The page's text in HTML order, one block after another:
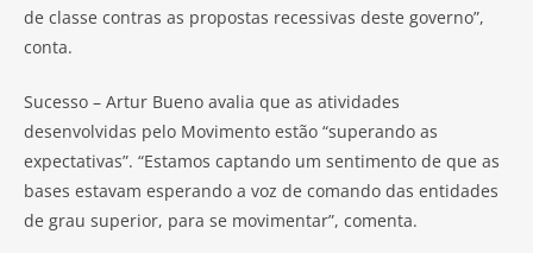
de classe contras as propostas recessivas deste governo”,
conta.
Sucesso – Artur Bueno avalia que as atividades
desenvolvidas pelo Movimento estão “superando as
expectativas”. “Estamos captando um sentimento de que as
bases estavam esperando a voz de comando das entidades
de grau superior, para se movimentar”, comenta.